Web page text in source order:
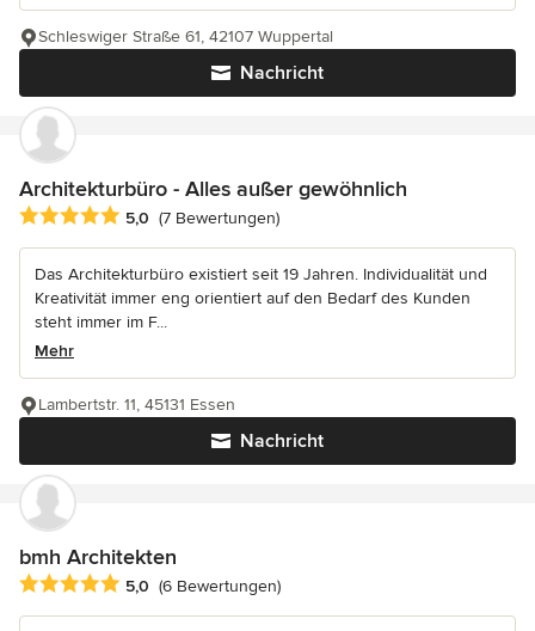
Nachricht
Schleswiger Straße 61, 42107 Wuppertal
Architekturbüro - Alles außer gewöhnlich
Durchschnittliche Bewertung: 5 von 5 Sternen
5,0 (7 Bewertungen)
Das Architekturbüro existiert seit 19 Jahren. Individualität und
Kreativität immer eng orientiert auf den Bedarf des Kunden
steht immer im F...
Mehr
Nachricht
Lambertstr. 11, 45131 Essen
bmh Architekten
Durchschnittliche Bewertung: 5 von 5 Sternen
5,0 (6 Bewertungen)